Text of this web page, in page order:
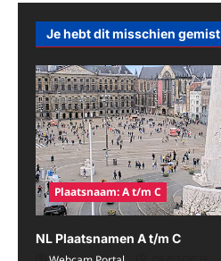
Je hebt dit misschien gemist
Plaatsnaam: A t/m C
NL Plaatsnamen A t/m C